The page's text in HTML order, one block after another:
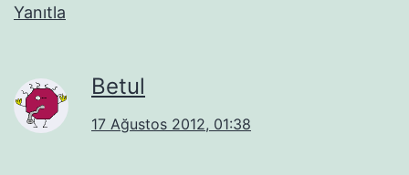
Yanıtla
Betul
17 Ağustos 2012, 01:38